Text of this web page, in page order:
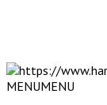
MENUMENU